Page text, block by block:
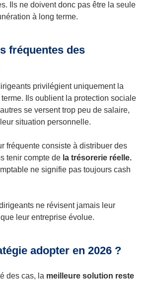
Ils ne doivent donc pas être la seule
à long terme.
fréquentes des
privilégient uniquement la
Ils oublient la protection sociale
se versent trop peu de salaire,
situation personnelle.
fréquente consiste à distribuer des
tenir compte de la trésorerie réelle.
ne signifie pas toujours cash
ne révisent jamais leur
leur entreprise évolue.
adopter en 2026 ?
des cas, la meilleure solution reste